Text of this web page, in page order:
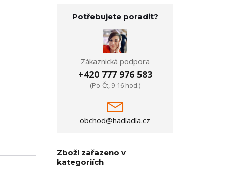
Potřebujete poradit?
Zákaznická podpora
+420 777 976 583
(Po-Čt, 9-16 hod.)
obchod@hadladla.cz
Zboží zařazeno v
kategoriích